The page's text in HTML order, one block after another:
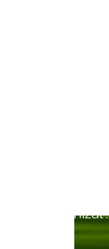
in znižal".